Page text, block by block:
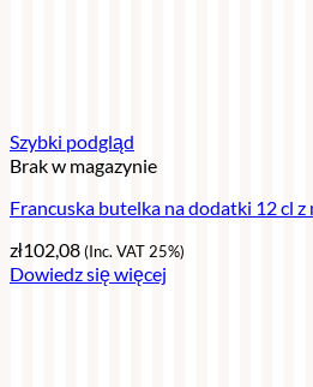
Szybki podgląd
Brak w magazynie
Francuska butelka na dodatki 12 cl z
zł102,08(Inc. VAT 25%)
Dowiedz się więcej